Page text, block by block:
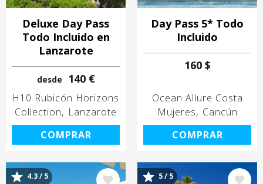
Deluxe Day Pass
Todo Incluido en
Lanzarote
desde 140 €
H10 Rubicón Horizons
Collection
Lanzarote
COMPRAR
Day Pass 5* Todo
Incluido
160 $
Ocean Allure Costa
Mujeres
Cancún
COMPRAR
4.3 / 5 5 / 5